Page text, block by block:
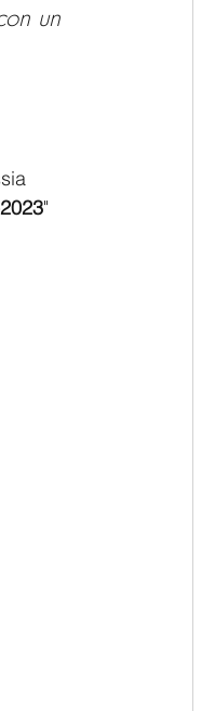
un
"